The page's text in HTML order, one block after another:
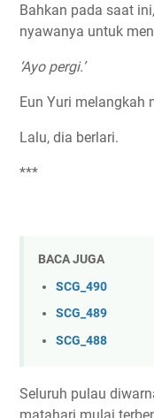
Bahkan pada saat
nyawanya untuk
‘Ayo pergi.’
Eun Yuri melangkah
Lalu, dia berlari.
***
BACA JUGA
SCG_490
SCG_489
SCG_488
Seluruh pulau